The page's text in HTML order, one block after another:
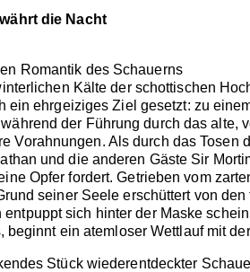
die Nacht
Romantik des Schauerns
Kälte der schottischen
ein ehrgeiziges Ziel gesetzt: zu
der Führung durch das
Vorahnungen. Als durch das
und die anderen Gäste Sir
Opfer fordert. Getrieben vom
seiner Seele erschüttert von
sich hinter der Maske
ein atemloser Wettlauf mit
Stück wiederentdeckter